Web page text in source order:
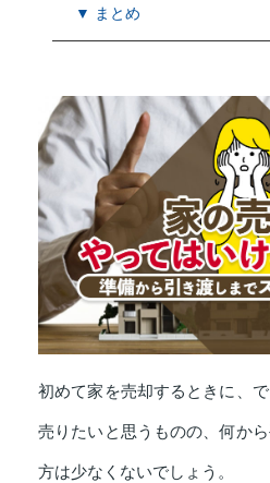
▼ まとめ
初めて家を売却するときに、
売りたいと思うものの、何か
方は少なくないでしょう。